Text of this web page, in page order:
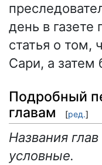
день в газете
статья о том,
Сари, а затем
Подробный
главам
[ред.]
Названия
условные.